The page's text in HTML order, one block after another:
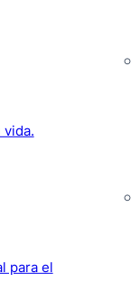
vida.
para el